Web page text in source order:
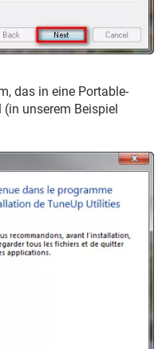
das in eine Portable-
unserem Beispiel